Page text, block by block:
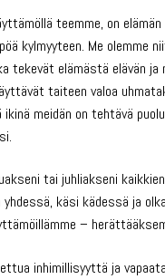
teemme, on
kylmyyteen. Me olemme
tekevät elämästä elävän
taiteen valoa
meidän on tehtävä
tai juhliakseni
käsi kädessä ja
–
inhimillisyyttä ja